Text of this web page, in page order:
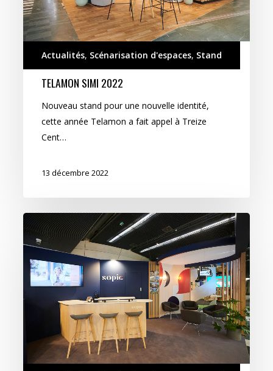
Actualités, Scénarisation d'espaces, Stand
TELAMON SIMI 2022
Nouveau stand pour une nouvelle identité,
cette année Telamon a fait appel à Treize
Cent…
13 décembre 2022
Sopic
SIMI
2022